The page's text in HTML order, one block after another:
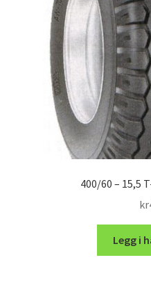
400/60 – 15,5
kr
Legg i